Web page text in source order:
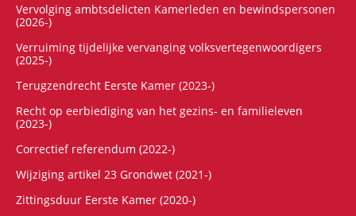
Vervolging ambtsdelicten Kamerleden en bewindspersonen
(2026-)
Verruiming tijdelijke vervanging volksvertegenwoordigers
(2025-)
Terugzendrecht Eerste Kamer (2023-)
Recht op eerbiediging van het gezins- en familieleven
(2023-)
Correctief referendum (2022-)
Wijziging artikel 23 Grondwet (2021-)
Zittingsduur Eerste Kamer (2020-)